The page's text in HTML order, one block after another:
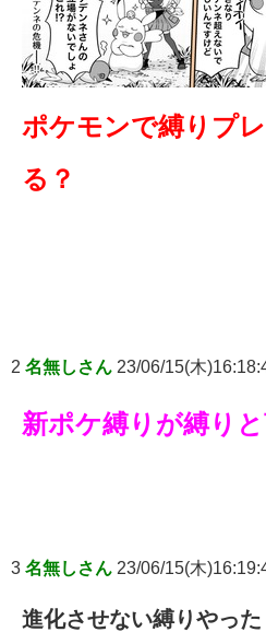
ポケモンで縛りプ
る？
2 名無しさん 23/06/15(木
新ポケ縛りが縛り
3 名無しさん 23/06/15(木
進化させない縛りやった